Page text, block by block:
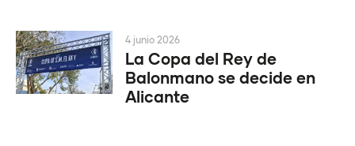
La Copa del Rey de
Balonmano se decide en
Alicante
4 junio 2026